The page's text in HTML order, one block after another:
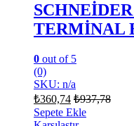
TERMİNAL
0 out of 5
(0)
SKU: n/a
₺360,74 ₺937,78
Sepete Ekle